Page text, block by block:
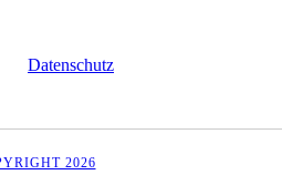
Datenschutz
2026